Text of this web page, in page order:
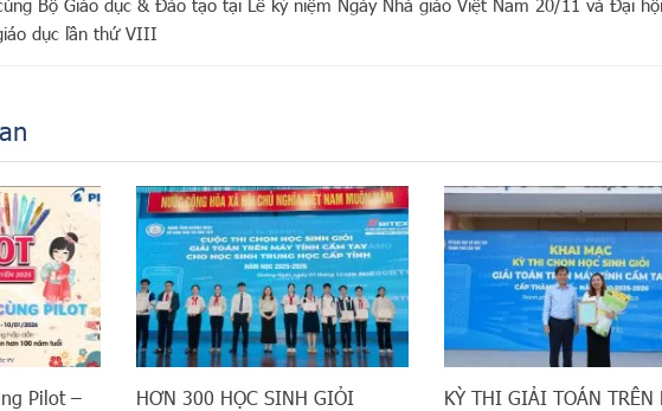
Bộ Giáo dục & Đào tạo tại Lễ kỷ niệm Ngày Nhà giáo Việt Nam 20/11 và Đại
dục lần thứ VIII
Pilot –
HƠN 300 HỌC SINH GIỎI
KỲ THI GIẢI TOÁN TRÊN